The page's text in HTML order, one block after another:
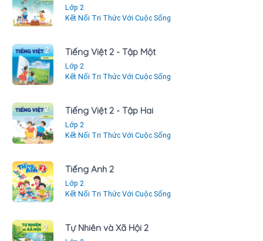
Lớp 2
Kết Nối Tri Thức Với Cuộc Sống
Tiếng Việt 2 - Tập Một
Lớp 2
Kết Nối Tri Thức Với Cuộc Sống
Tiếng Việt 2 - Tập Hai
Lớp 2
Kết Nối Tri Thức Với Cuộc Sống
Tiếng Anh 2
Lớp 2
Kết Nối Tri Thức Với Cuộc Sống
Tự Nhiên và Xã Hội 2